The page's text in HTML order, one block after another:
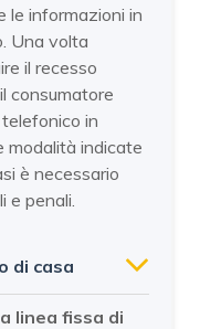
le informazioni in
Una volta
il recesso
consumatore
in
modalità indicate
è necessario
e penali.
di casa
linea fissa di